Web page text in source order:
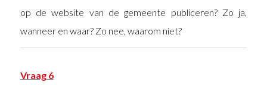
op de website van de gemeente publiceren? Zo ja,
wanneer en waar? Zo nee, waarom niet?
Vraag 6